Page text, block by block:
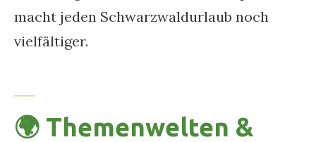
macht jeden Schwarzwaldurlaub noch
vielfältiger.
🌍 Themenwelten &